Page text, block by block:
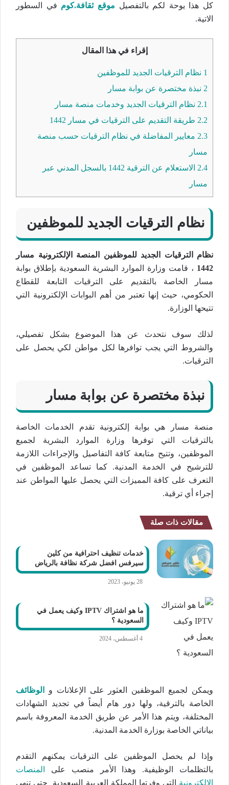
كل هذا يوحة لكم بالتفصيل موقع ثقافة.كوم في السطور
الاتية.
إقراء في هذا المقال
1 نظام الترقيات الجديد للموظفين
2 نبذة مختصرة عن بوابة مسار
2.1 نظام الترقيات الجديد وخدمات منصة مسار
2.2 طريقة التقديم على الترقيات في مسار 1442
2.3 معايير المفاضلة في نظام الترقيات حسب منصة
مسار
2.4
الاستعلام عن الترقية 1442 بالسجل المدني عبر
مسار
نظام الترقيات الجديد للموظفين
نظام الترقيات الجديد للموظفين المنصة الإلكترونية مسار
1442 ، قامت وزارة الموارد البشرية السعودية بإطلاق بوابة
مسار الخاصة بالتقديم على الترقيات التابعة للقطاع
الحكومي، حيث إنها تعتبر من أهم البوابات الإلكترونية التي
تتيحها الوزارة.
لذلك سوف نتحدث عن هذا الموضوع بشكل تفصيلي،
والشروط التي يجب توافرها لكل مواطن لكي يحصل على
الترقيات.
نبذة مختصرة عن بوابة مسار
منصة مسار هي بوابة إلكترونية تقدم الخدمات الخاصة
بالترقيات التي توفرها وزارة الموارد البشرية لجميع
الموظفين، وتتيح متابعة كافة التفاصيل والإجراءات اللازمة
للترشيح في الخدمة المدنية. كما تساعد الموظفين في
التعرف على كافة المميزات التي يحصل عليها المواطن عند
إجراء أي ترقية.
مقالات ذات صلة
خدمات تنظيف احترافية من كلين
سيرفس افضل شركة نظافة بالرياض
28 يونيو، 2023
ما هو اشتراك IPTV وكيف يعمل في
السعودية ؟
4 أغسطس، 2024
ويمكن لجميع الموظفين العثور على الإعلانات و
الوظائف
الخاصة بالترقية، ولها دور هام أيضاً في تجديد الشهادات
المختلفة، ويتم هذا الأمر عن طريق الخدمة المعروفة باسم
بياناتي الخاصة بوزارة الخدمة المدنية.
وإذا لم يحصل الموظفين على الترقيات يمكنهم التقدم
بالتظلمات الوظيفية. وهذا الأمر منصب على
المنصات
الإلكترونية التي وفرتها المملكة العربية السعودية حتى تنهي